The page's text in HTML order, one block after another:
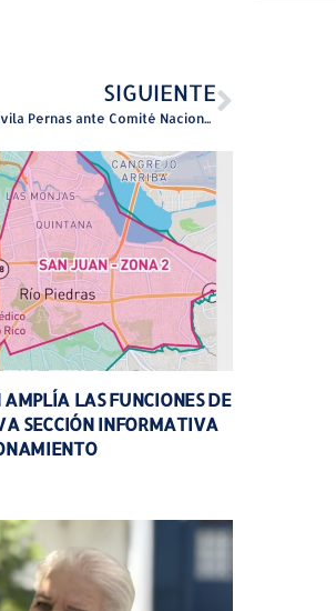
SIGUIENTE
Populares se querellan contra Dávila Pernas ante Comité Nacional Demócrata
LAS FUNCIONES DE
SECCIÓN INFORMATIVA